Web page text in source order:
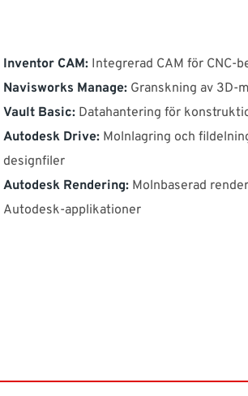
Inventor CAM: Integrerad CAM för CNC-
Navisworks Manage: Granskning av 3D-
Vault Basic: Datahantering för
Autodesk Drive: Molnlagring och
designfiler
Autodesk Rendering: Molnbaserad
Autodesk-applikationer